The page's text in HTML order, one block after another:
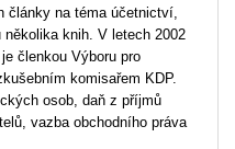
články na téma účetnictví,
knih. V letech 2002
členkou Výboru pro
komisařem KDP.
osob, daň z příjmů
vazba obchodního práva